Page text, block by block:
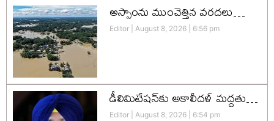
అస్సాంను ముంచెత్తిన వరదలు…
Editor August 8, 2026 6:56 pm
డీలిమిటేషన్‌కు అకాలీదళ్‌ మద్దతు…
Editor August 8, 2026 6:54 pm